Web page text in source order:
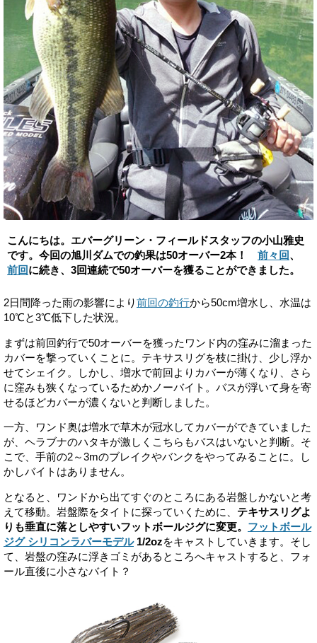
こんにちは。エバーグリーン・フィールドスタッフの小山雅史
です。今回の旭川ダムでの釣果は50オーバー2本！ 前々回、
前回に続き、3回連続で50オーバーを獲ることができました。
2日間降った雨の影響により前回の釣行から50cm増水し、水温は
10℃と3℃低下した状況。
まずは前回釣行で50オーバーを獲ったワンド内の窪みに溜まった
カバーを撃っていくことに。テキサスリグを枝に掛け、少し浮か
せてシェイク。しかし、増水で前回よりカバーが薄くなり、さら
に窪みも狭くなっているためかノーバイト。バスが浮いて身を寄
せるほどカバーが濃くないと判断しました。
一方、ワンド奥は増水で草木が冠水してカバーができていました
が、ヘラブナのハタキが激しくこちらもバスはいないと判断。そ
こで、手前の2～3mのブレイクやバンクをやってみることに。し
かしバイトはありません。
となると、ワンドから出てすぐのところにある岩盤しかないと考
えて移動。岩盤際をタイトに探っていくために、 テキサスリグよ
りも垂直に落としやすいフットボールジグに変更。 フットボール
ジグ シリコンラバーモデル1/2ozをキャストしていきます。そし
て、岩盤の窪みに浮きゴミがあるところへキャストすると、フォ
ール直後に小さなバイト？